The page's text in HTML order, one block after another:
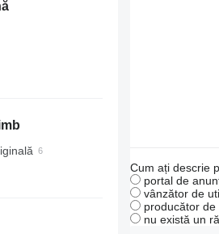
Cum ați descrie
portal de
vânzător de
producător
nu există un